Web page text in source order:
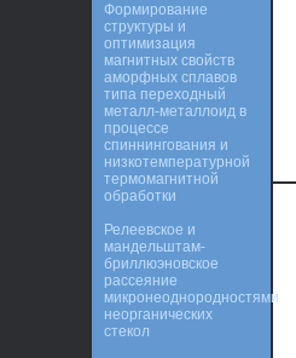
Формирование
структуры и
оптимизация
магнитных свойств
аморфных сплавов
типа переходный
металл-металлоид в
процессе
спиннингования и
низкотемпературной
термомагнитной
обработки
Релеевское и
мандельштам-
бриллюэновское
рассеяние
микронеоднородностями
неорганических
стекол